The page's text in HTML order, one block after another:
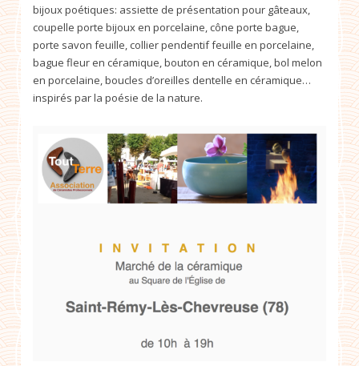
bijoux poétiques: assiette de présentation pour gâteaux,
coupelle porte bijoux en porcelaine, cône porte bague,
porte savon feuille, collier pendentif feuille en porcelaine,
bague fleur en céramique, bouton en céramique, bol melon
en porcelaine, boucles d’oreilles dentelle en céramique…
inspirés par la poésie de la nature.